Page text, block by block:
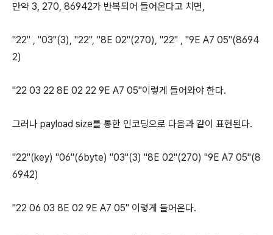
만약 3, 270, 86942가 반복되어 들어온다고 치면,
"22" , "03"(3), "22", "8E 02"(270), "22" , "9E A7 05"(8694
2)
"22 03 22 8E 02 22 9E A7 05"이렇게 들어와야 한다.
그러나 payload size를 통한 인코딩으로 다음과 같이 표현된다.
"22"(key) "06"(6byte) "03"(3) "8E 02"(270) "9E A7 05"(8
6942)
"22 06 03 8E 02 9E A7 05" 이렇게 들어온다.